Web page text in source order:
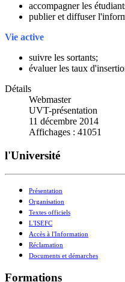
accompagner les
publier et diffuser
Vie active
suivre les sortants;
évaluer les taux
Détails
Webmaster
UVT-présentation
11 décembre 2014
Affichages : 41051
l'Université
Présentation
Organisation
Textes officiels
L'ISEFC
Accès à l'Information
Réclamation
Documents et démarches
Formations